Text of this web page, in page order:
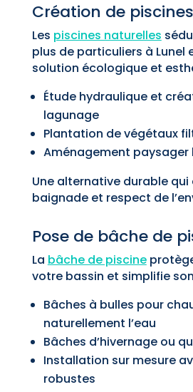
Création de
Les piscines naturelles
plus de particuliers à Lunel
solution écologique et
Étude hydraulique et
lagunage
Plantation de végétaux
Aménagement paysager
Une alternative durable qui
baignade et respect de
Pose de bâche de
La bâche de piscine
votre bassin et simplifie
Bâches à bulles pour
naturellement l’eau
Bâches d’hivernage ou
Installation sur mesure
robustes